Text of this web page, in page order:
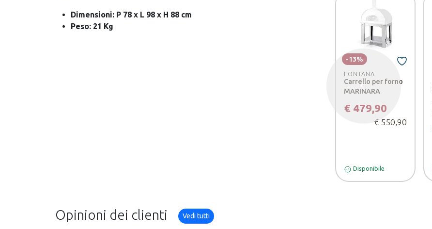
Dimensioni: P 78 x L 98 x H 88 cm
Peso: 21 Kg
FONTANA
Carrello per forno
MARINARA
€ 479,90
€ 550,90
-13%
Disponibile
Precedente
Opinioni dei clienti Vedi tutti